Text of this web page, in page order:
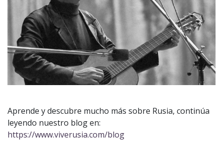
Aprende y descubre mucho más sobre Rusia, continúa
leyendo nuestro blog en:
https://www.viverusia.com/blog